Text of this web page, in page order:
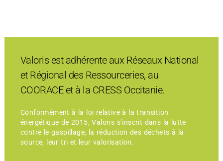
Valoris est adhérente aux Réseaux National
et Régional des Ressourceries, au
COORACE et à la CRESS Occitanie.
Conformément à la loi relative à la transition
énergétique de 2015, Valoris s’inscrit dans la lutte
contre le gaspillage, la réduction des déchets à la
source, leur tri et leur valorisation.